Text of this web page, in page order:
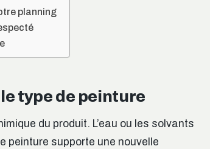
planning
type de peinture
du produit. L’eau ou les solvants
peinture supporte une nouvelle